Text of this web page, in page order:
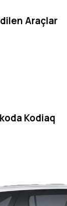
Araçlar
Kodiaq